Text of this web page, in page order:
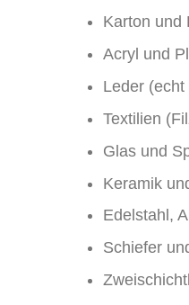
Karton und
Acryl und
Leder
Textilien
Glas und
Keramik
Edelstahl,
Schiefer